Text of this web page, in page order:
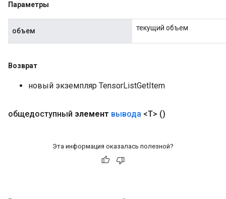
Параметры
объем текущий объем
Возврат
новый экземпляр TensorListGetItem
общедоступный элемент вывода <T> ()
Эта информация оказалась полезной?